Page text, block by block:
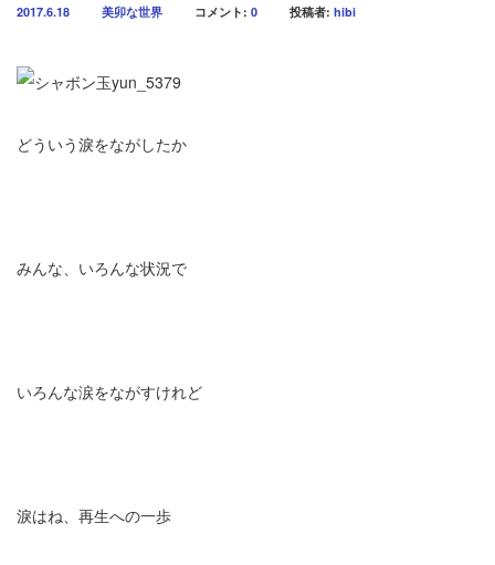
2017.6.18 美卯な世界 コメント: 0 投稿者: hibi
どういう淚をながしたか
みんな、いろんな状況で
いろんな涙をながすけれど
淚はね、再生への一歩